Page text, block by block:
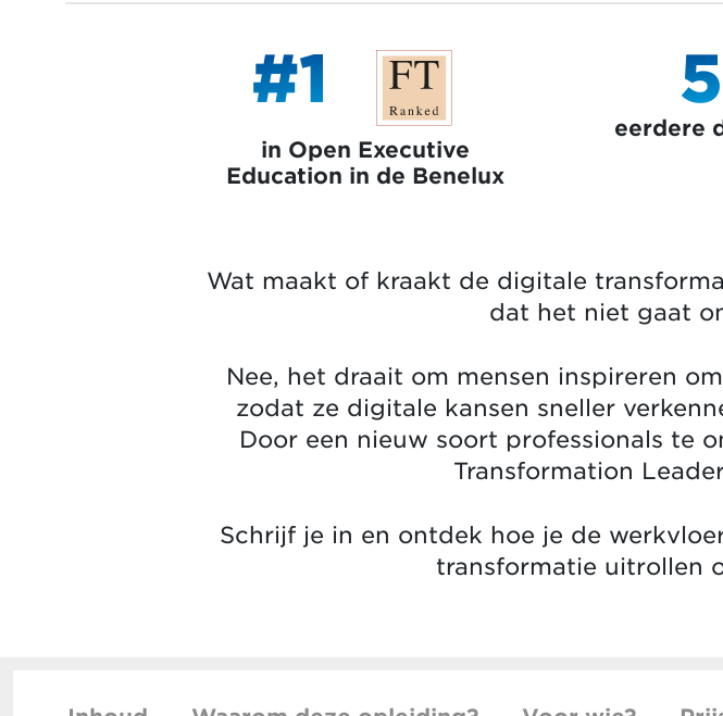
#1
in Open Executive
Education in de Benelux
eerdere
Wat maakt of kraakt de digitale
dat het niet gaat
Nee, het draait om mensen inspireren
zodat ze digitale kansen sneller
Door een nieuw soort professionals te
Transformation
Schrijf je in en ontdek hoe je de
transformatie uitrollen